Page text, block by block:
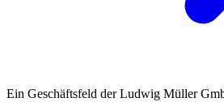
Ein Geschäftsfeld der Ludwig Müller